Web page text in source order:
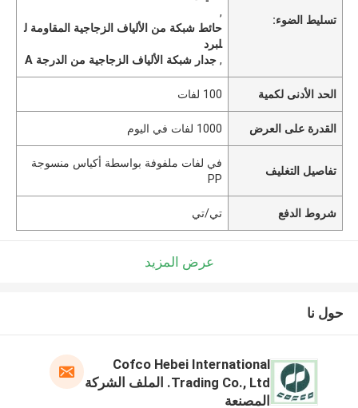
تسليط الضوء:
,
حائط شبكة من الألياف الزجاجية المقاومة ل
لبرد
,جدار شبكة الألياف الزجاجية من الدرجة A
الحد الأدنى لكمية 100 لفات
القدرة على العرض 1000 لفات في اليوم
تفاصيل التغليف
في لفات ملفوفة بواسطة أكياس منسوجة
PP
شروط الدفع تي/تي
عرض المزيد
حول نا
Cofco Hebei International
Trading Co., Ltd. الملف الشركة
المصنعة